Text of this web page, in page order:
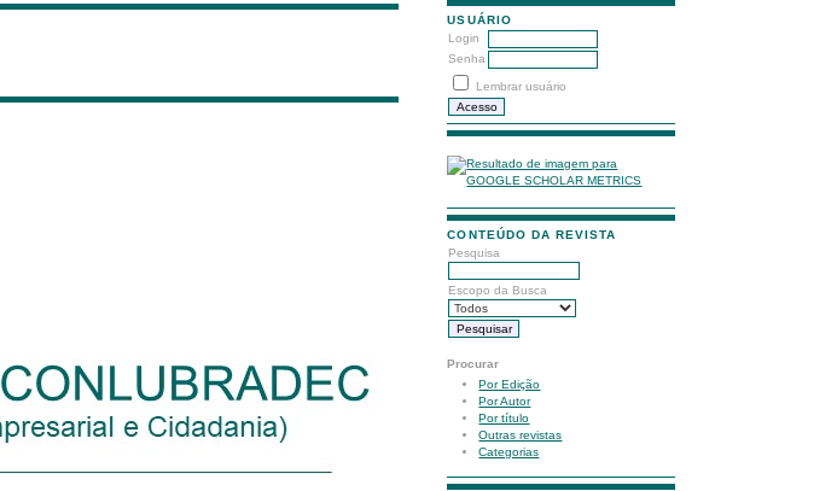
USUÁRIO
Login
Senha
Lembrar usuário
CONTEÚDO DA REVISTA
Pesquisa
Escopo da Busca
Procurar
Por Edição
Por Autor
Por título
Outras revistas
Categorias